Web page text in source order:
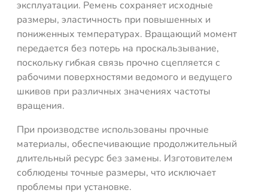
эксплуатации. Ремень сохраняет исходные
размеры, эластичность при повышенных и
пониженных температурах. Вращающий момент
передается без потерь на проскальзывание,
поскольку гибкая связь прочно сцепляется с
рабочими поверхностями ведомого и ведущего
шкивов при различных значениях частоты
вращения.
При производстве использованы прочные
материалы, обеспечивающие продолжительный
длительный ресурс без замены. Изготовителем
соблюдены точные размеры, что исключает
проблемы при установке.